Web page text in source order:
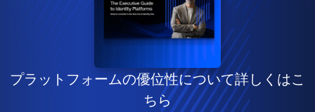
プラットフォームの優位性について詳しくはこ
ちら